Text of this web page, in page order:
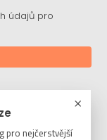
pro nejčerstvější
údajů pro
soubory či
členem?